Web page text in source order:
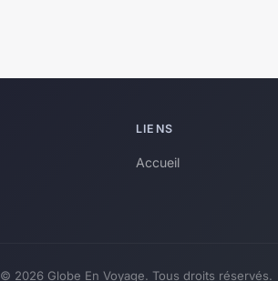
LIENS
Accueil
© 2026 Globe En Voyage. Tous droits réservés.